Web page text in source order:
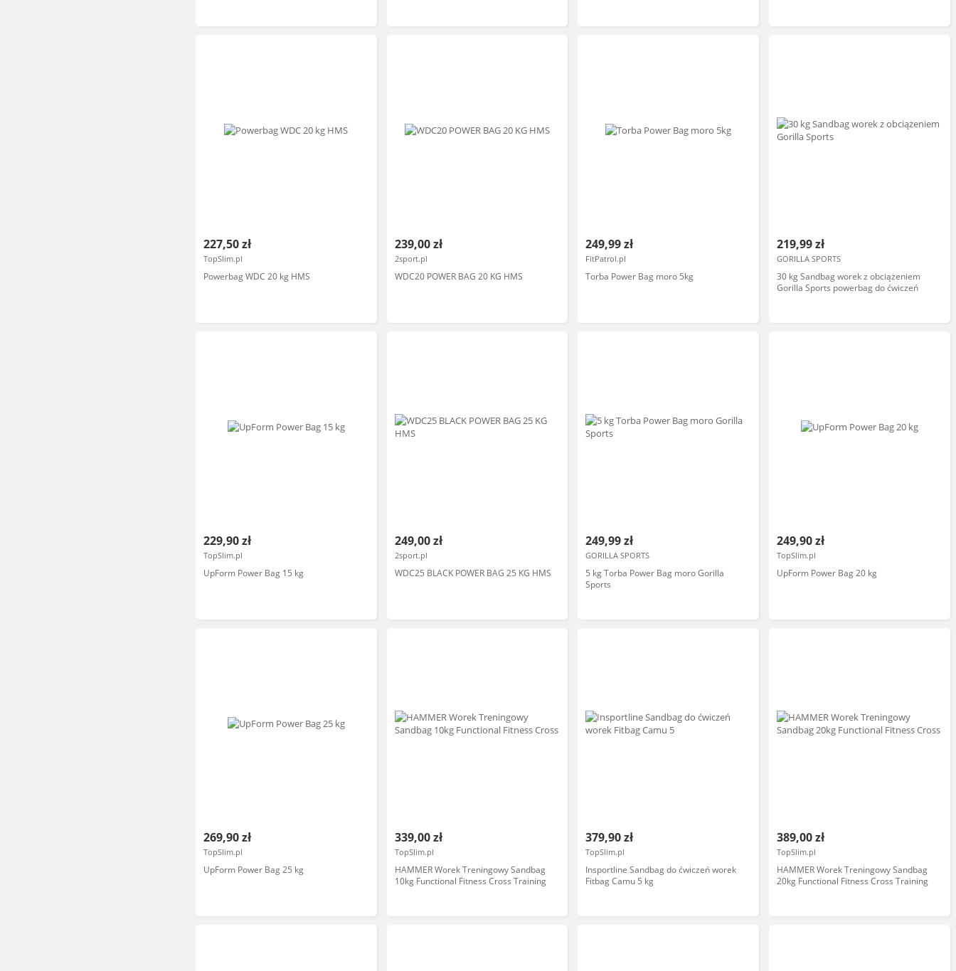
227,50 zł
TopSlim.pl
Powerbag WDC 20 kg HMS
239,00 zł
2sport.pl
WDC20 POWER BAG 20 KG HMS
249,99 zł
FitPatrol.pl
Torba Power Bag moro 5kg
219,99 zł
GORILLA SPORTS
30 kg Sandbag worek z obciążeniem
Gorilla Sports powerbag do ćwiczeń
229,90 zł
TopSlim.pl
UpForm Power Bag 15 kg
249,00 zł
2sport.pl
WDC25 BLACK POWER BAG 25 KG HMS
249,99 zł
GORILLA SPORTS
5 kg Torba Power Bag moro Gorilla
Sports
249,90 zł
TopSlim.pl
UpForm Power Bag 20 kg
269,90 zł
TopSlim.pl
UpForm Power Bag 25 kg
339,00 zł
TopSlim.pl
HAMMER Worek Treningowy Sandbag
10kg Functional Fitness Cross Training
379,90 zł
TopSlim.pl
Insportline Sandbag do ćwiczeń worek
Fitbag Camu 5 kg
389,00 zł
TopSlim.pl
HAMMER Worek Treningowy Sandbag
20kg Functional Fitness Cross Training